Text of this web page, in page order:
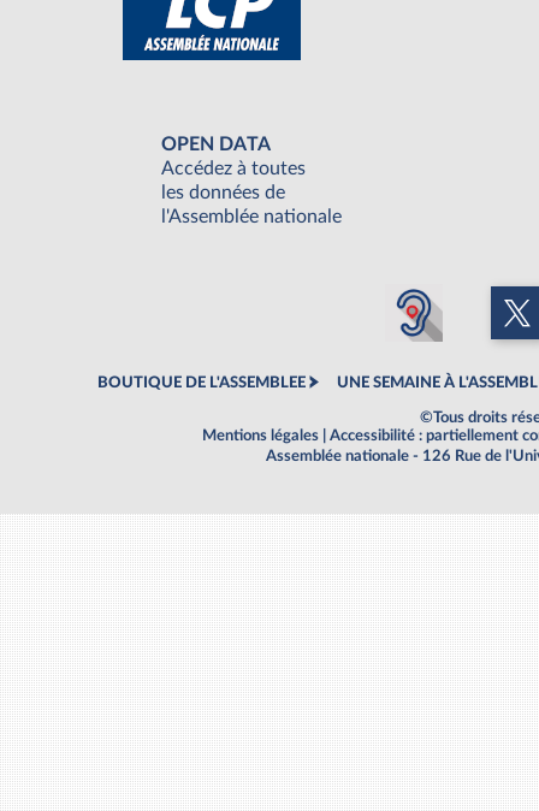
OPEN DATA
Accédez à toutes
les données de
l'Assemblée nationale
BOUTIQUE DE L'ASSEMBLEE UNE SEMAINE À
©Tous droits
Mentions légales
Accessibilité : partiellement
Assemblée nationale - 126 Rue de